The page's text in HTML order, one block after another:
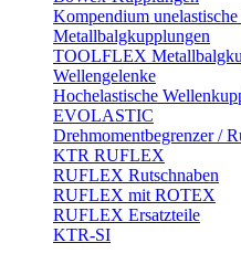
Kompendium
Metallbalgkupplungen
TOOLFLEX
Wellengelenke
Hochelastische
EVOLASTIC
Drehmomentbegrenzer /
KTR RUFLEX
RUFLEX Rutschnaben
RUFLEX mit ROTEX
RUFLEX Ersatzteile
KTR-SI